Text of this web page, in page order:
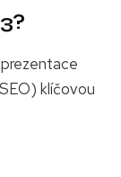
klíčovou